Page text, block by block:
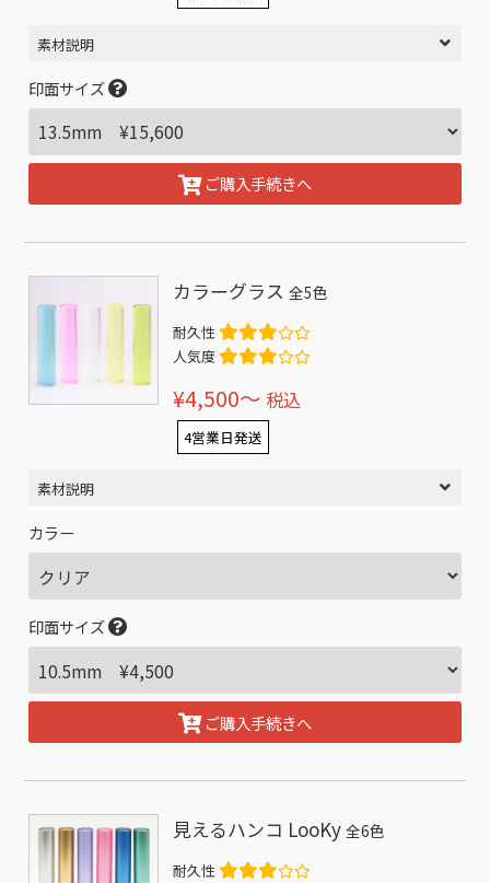
素材説明
印面サイズ
ご購入手続きへ
カラーグラス全5色
耐久性
人気度
¥4,500〜 税込
4営業日発送
素材説明
カラー
印面サイズ
ご購入手続きへ
見えるハンコ LooKy全6色
耐久性